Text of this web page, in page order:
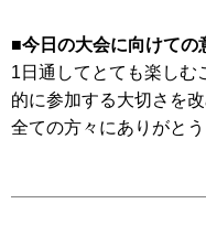
■今日の大会に向けての
1日通してとても楽しむ
的に参加する大切さを改
全ての方々にありがとう